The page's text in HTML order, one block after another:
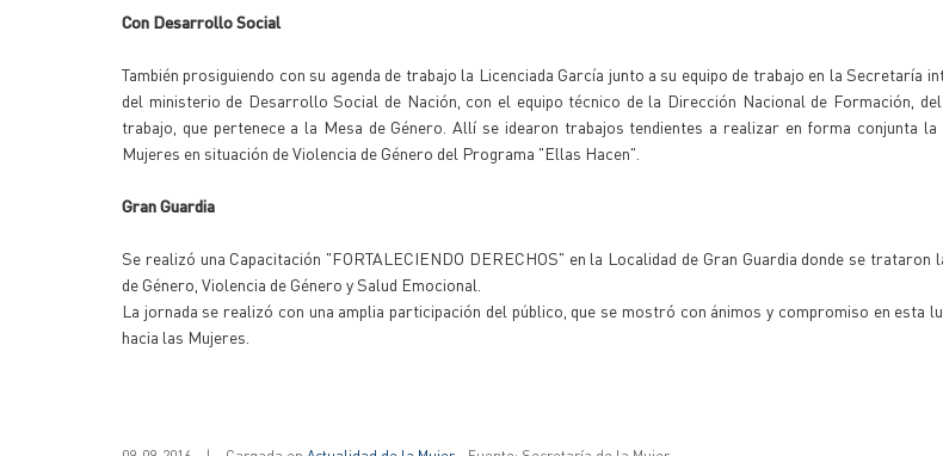
Con Desarrollo Social
También prosiguiendo con su agenda de trabajo la Licenciada García junto a su equipo de trabajo en la Secretaría
del ministerio de Desarrollo Social de Nación, con el equipo técnico de la Dirección Nacional de Formación,
trabajo, que pertenece a la Mesa de Género. Allí se idearon trabajos tendientes a realizar en forma conjunta
Mujeres en situación de Violencia de Género del Programa "Ellas Hacen".
Gran Guardia
Se realizó una Capacitación "FORTALECIENDO DERECHOS" en la Localidad de Gran Guardia donde se
de Género, Violencia de Género y Salud Emocional.
La jornada se realizó con una amplia participación del público, que se mostró con ánimos y compromiso en esta
hacia las Mujeres.